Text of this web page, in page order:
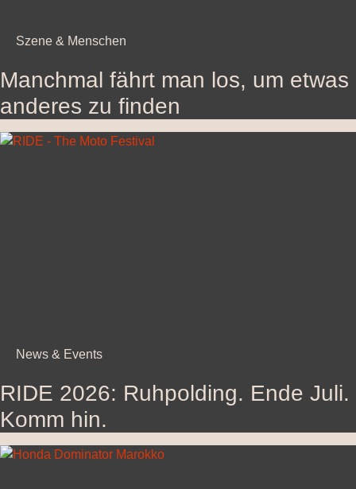
Szene & Menschen
Manchmal fährt man los, um etwas
anderes zu finden
News & Events
RIDE 2026: Ruhpolding. Ende Juli.
Komm hin.